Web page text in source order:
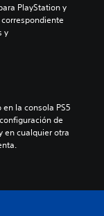
PlayStation y
y
la consola PS5
de
en cualquier otra